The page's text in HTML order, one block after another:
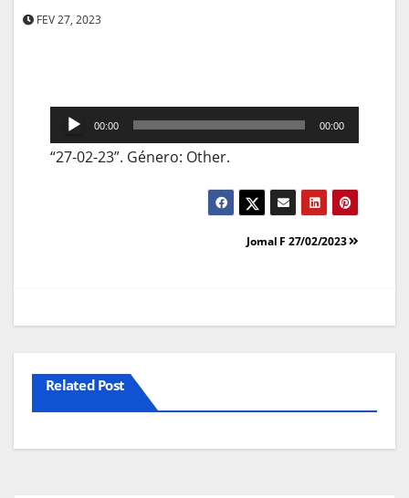
FEV 27, 2023
Reprodutor
de
00:00 00:00
“27-02-23”. Género: Other.
Jornal F 27/02/2023
Related Post